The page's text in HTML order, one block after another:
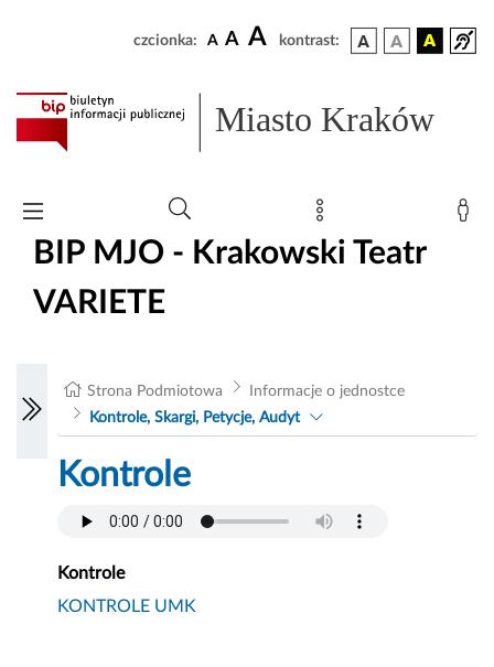
czcionka: A A A kontrast:
Miasto Kraków
BIP MJO - Krakowski Teatr
VARIETE
Strona Podmiotowa
Informacje o jednostce
Kontrole, Skargi, Petycje, Audyt
Kontrole
Kontrole
KONTROLE UMK